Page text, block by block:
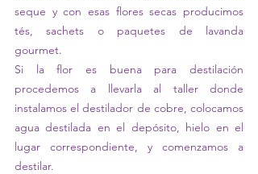
seque y con esas flores secas producimos
tés, sachets o paquetes de lavanda
gourmet.
Si la flor es buena para destilación
procedemos a llevarla al taller donde
instalamos el destilador de cobre, colocamos
agua destilada en el depósito, hielo en el
lugar correspondiente, y comenzamos a
destilar.